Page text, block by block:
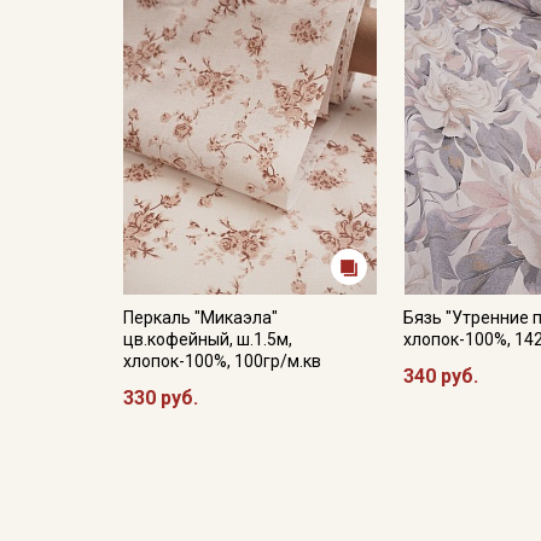
Перкаль "Микаэла"
цв.кофейный, ш.1.5м,
хлопок-100%, 100гр/м.кв
330 руб.
Бязь "Утренние
хлопок-100%,
340 руб.